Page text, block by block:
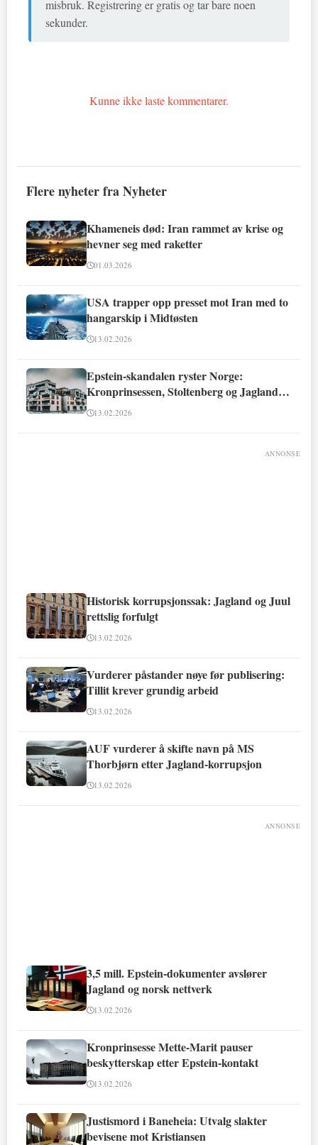
misbruk. Registrering er gratis og tar bare noen
sekunder.
Kunne ikke laste kommentarer.
Flere nyheter fra Nyheter
Khameneis død: Iran rammet av krise og
hevner seg med raketter
01.03.2026
USA trapper opp presset mot Iran med to
hangarskip i Midtøsten
13.02.2026
Epstein-skandalen ryster Norge:
Kronprinsessen, Stoltenberg og Jagland
involvert
13.02.2026
ANNONSE
Historisk korrupsjonssak: Jagland og Juul
rettslig forfulgt
13.02.2026
Vurderer påstander nøye før publisering:
Tillit krever grundig arbeid
13.02.2026
AUF vurderer å skifte navn på MS
Thorbjørn etter Jagland-korrupsjon
13.02.2026
ANNONSE
3,5 mill. Epstein-dokumenter avslører
Jagland og norsk nettverk
13.02.2026
Kronprinsesse Mette-Marit pauser
beskytterskap etter Epstein-kontakt
13.02.2026
Justismord i Baneheia: Utvalg slakter
bevisene mot Kristiansen